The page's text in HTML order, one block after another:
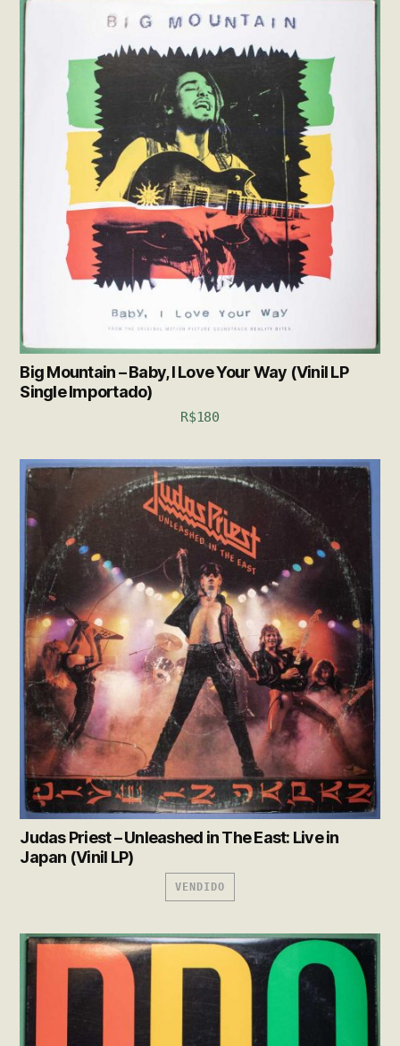
Big Mountain – Baby, I Love Your Way (Vinil LP
Single Importado)
R$180
Judas Priest – Unleashed in The East: Live in
Japan (Vinil LP)
VENDIDO